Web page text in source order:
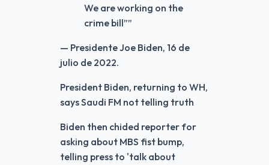
We are working on the
crime bill””
— Presidente Joe Biden, 16 de
julio de 2022.
President Biden, returning to WH,
says Saudi FM not telling truth
Biden then chided reporter for
asking about MBS fist bump,
telling press to 'talk about